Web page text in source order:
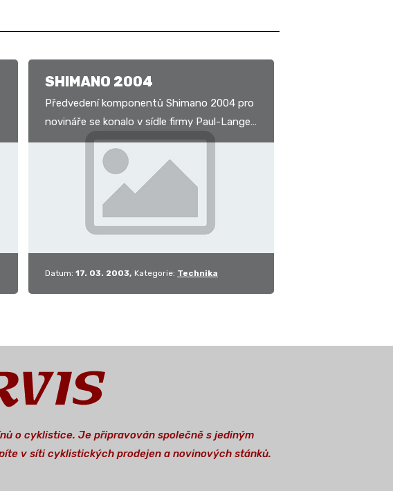
SHIMANO 2004
Předvedení komponentů Shimano 2004 pro
novináře se konalo v sídle firmy Paul-Lange
Ostrava v Karviné. Z informací, které smíme
Datum: 17. 03. 2003 Kategorie: Technika
o cyklistice. Je připravován společně s jediným
v síti cyklistických prodejen a novinových stánků.